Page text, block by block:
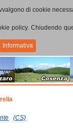
di cookie
policy. Chiudendo
Informativa
(CS)